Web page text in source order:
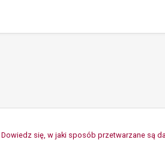
Dowiedz się, w jaki sposób przetwarzane są